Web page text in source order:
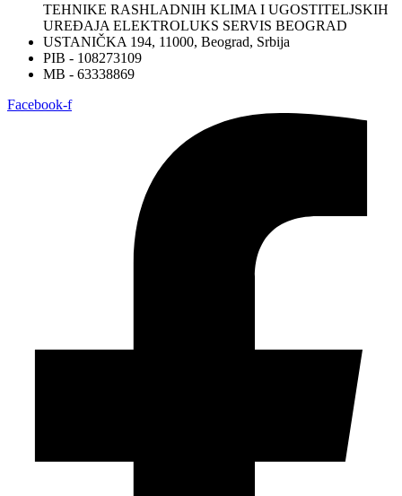
TEHNIKE RASHLADNIH KLIMA I UGOSTITELJSKIH
UREĐAJA ELEKTROLUKS SERVIS BEOGRAD
USTANIČKA 194, 11000, Beograd, Srbija
PIB - 108273109
MB - 63338869
Facebook-f